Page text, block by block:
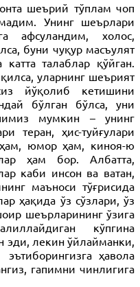
шеърий тўплам чоп
Унинг шеърлари
афсуландим, холос,
буни чуқур масъулят
талаблар қўйган.
уларнинг шеърият
йўқолиб кетишини
бўлган бўлса, уни
мумкин – унинг
теран, ҳис-туйғулари
юмор ҳам, киноя-ю
ҳам бор. Албатта,
каби инсон ва ватан,
маъноси тўғрисида
ҳақида ўз сўзлари, ўз
шеърларининг ўзига
кўпгина
лекин ўйлайманки,
эътиборингизга ҳавола
гапимни чинлигига